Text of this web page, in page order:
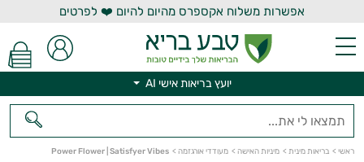
אפשרות משלוח אקספרס מהיום להיום ❤️ לפרטים
יועץ בריאות אישי AI
ראשי > בריאות מינית > מיניות האישה > מעודדי אורגזמה >
Power Flower | Satisfyer Vibes